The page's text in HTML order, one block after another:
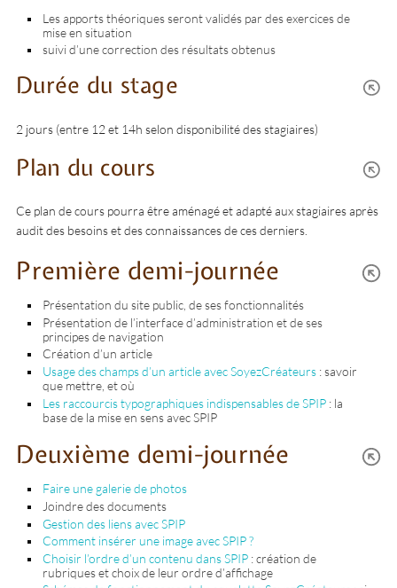
Les apports théoriques seront validés par des exercices de
mise en situation
suivi d’une correction des résultats obtenus
Durée du stage
2 jours (entre 12 et 14h selon disponibilité des stagiaires)
Plan du cours
Ce plan de cours pourra être aménagé et adapté aux stagiaires après
audit des besoins et des connaissances de ces derniers.
Première demi-journée
Présentation du site public, de ses fonctionnalités
Présentation de l’interface d’administration et de ses
principes de navigation
Création d’un article
Usage des champs d’un article avec SoyezCréateurs : savoir
que mettre, et où
Les raccourcis typographiques indispensables de SPIP : la
base de la mise en sens avec SPIP
Deuxième demi-journée
Faire une galerie de photos
Joindre des documents
Gestion des liens avec SPIP
Comment insérer une image avec SPIP ?
Choisir l’ordre d’un contenu dans SPIP : création de
rubriques et choix de leur ordre d’affichage